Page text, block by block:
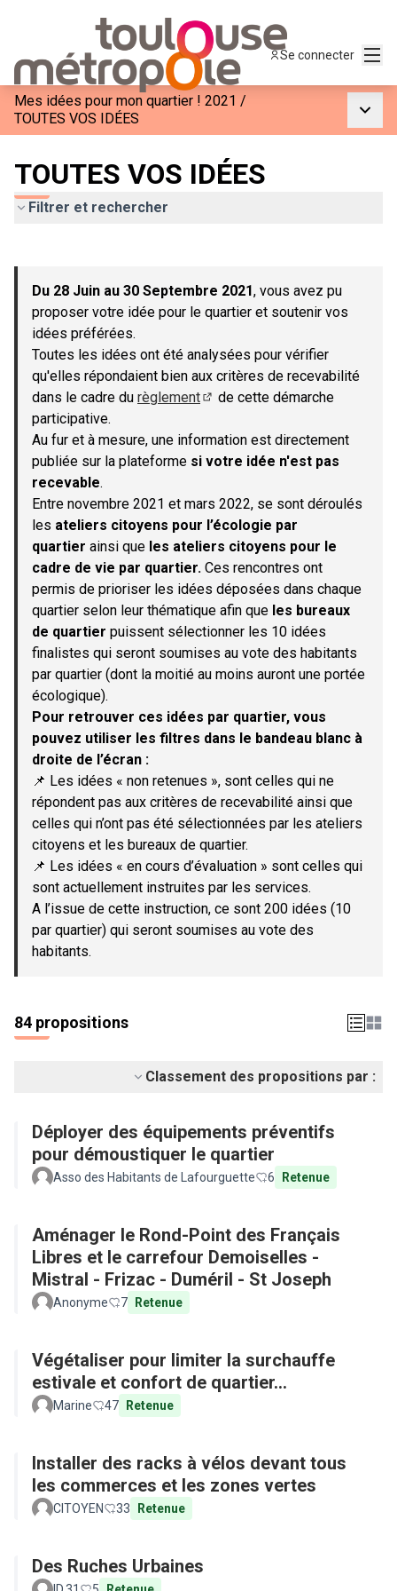
Se connecter
Mes idées pour mon quartier ! 2021 /
TOUTES VOS IDÉES
TOUTES VOS IDÉES
Filtrer et rechercher
−
Du 28 Juin au 30 Septembre 2021, vous avez pu
proposer votre idée pour le quartier et soutenir vos
idées préférées.
Toutes les idées ont été analysées pour vérifier
qu'elles répondaient bien aux critères de recevabilité
dans le cadre du règlement
de cette démarche
participative.
Au fur et à mesure, une information est directement
publiée sur la plateforme si votre idée n'est pas
recevable.
Entre novembre 2021 et mars 2022, se sont déroulés
les ateliers citoyens pour l’écologie par
quartier ainsi que les ateliers citoyens pour le
cadre de vie par quartier. Ces rencontres ont
permis de prioriser les idées déposées dans chaque
quartier selon leur thématique afin que les bureaux
de quartier puissent sélectionner les 10 idées
finalistes qui seront soumises au vote des habitants
par quartier (dont la moitié au moins auront une portée
écologique).
Pour retrouver ces idées par quartier, vous
pouvez utiliser les filtres dans le bandeau blanc à
droite de l’écran :
📌 Les idées « non retenues », sont celles qui ne
répondent pas aux critères de recevabilité ainsi que
celles qui n’ont pas été sélectionnées par les ateliers
citoyens et les bureaux de quartier.
📌 Les idées « en cours d’évaluation » sont celles qui
sont actuellement instruites par les services.
A l’issue de cette instruction, ce sont 200 idées (10
par quartier) qui seront soumises au vote des
habitants.
84 propositions
Classement des propositions par :
Déployer des équipements préventifs
pour démoustiquer le quartier
Asso des Habitants de Lafourguette 6 Retenue
Aménager le Rond-Point des Français
Libres et le carrefour Demoiselles -
Mistral - Frizac - Duméril - St Joseph
Anonyme 7 Retenue
Végétaliser pour limiter la surchauffe
estivale et confort de quartier...
Marine 47 Retenue
Installer des racks à vélos devant tous
les commerces et les zones vertes
CITOYEN 33 Retenue
Des Ruches Urbaines